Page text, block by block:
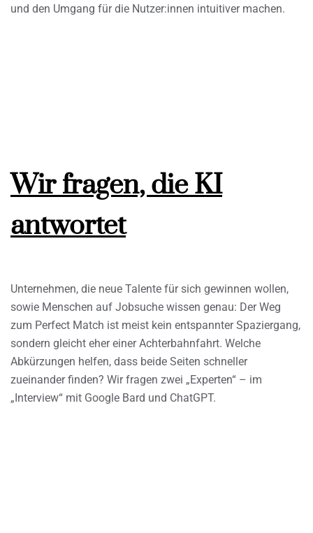
und den Umgang für die Nutzer:innen intuitiver machen.
Wir fragen, die KI
antwortet
Unternehmen, die neue Talente für sich gewinnen wollen,
sowie Menschen auf Jobsuche wissen genau: Der Weg
zum Perfect Match ist meist kein entspannter Spaziergang,
sondern gleicht eher einer Achterbahnfahrt. Welche
Abkürzungen helfen, dass beide Seiten schneller
zueinander finden? Wir fragen zwei „Experten“ – im
„Interview“ mit Google Bard und ChatGPT.